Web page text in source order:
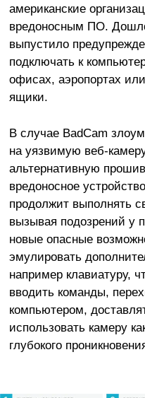
американские
вредоносным ПО.
выпустило
подключать к
офисах, аэропортах
ящики.
В случае BadCam
на уязвимую веб-
альтернативную
вредоносное
продолжит выполнять
вызывая подозрений у
новые опасные
эмулировать
например клавиатуру,
вводить команды,
компьютером,
использовать камеру
глубокого